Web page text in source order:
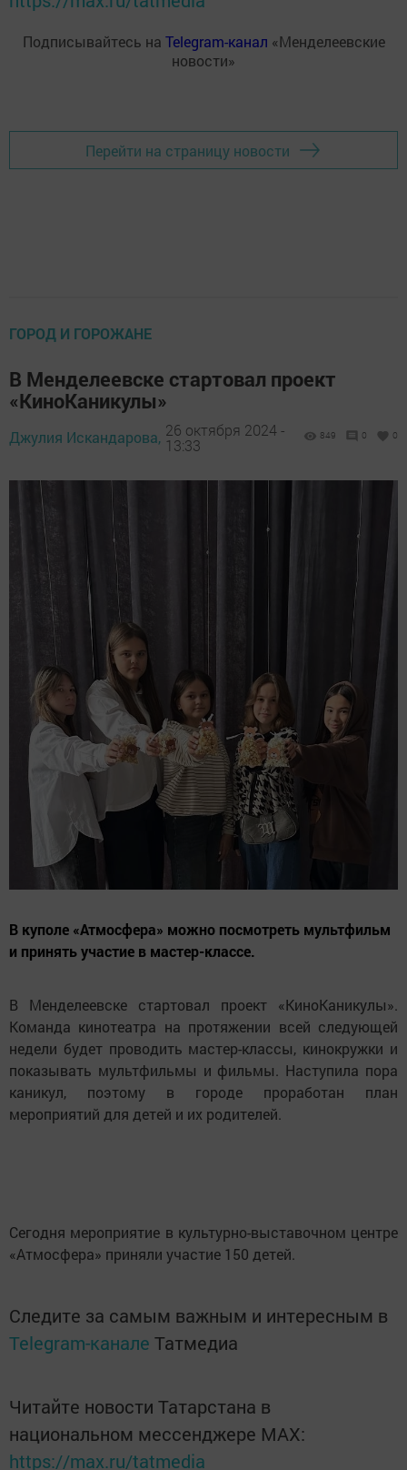
Подписывайтесь на Telegram-канал «Менделеевские
новости»
Перейти на страницу новости
ГОРОД И ГОРОЖАНЕ
В Менделеевске стартовал проект
«КиноКаникулы»
Джулия Искандарова, 26 октября 2024 -
13:33
849 0 0
В куполе «Атмосфера» можно посмотреть мультфильм
и принять участие в мастер-классе.
В Менделеевске стартовал проект «КиноКаникулы».
Команда кинотеатра на протяжении всей следующей
недели будет проводить мастер-классы, кинокружки и
показывать мультфильмы и фильмы. Наступила пора
каникул, поэтому в городе проработан план
мероприятий для детей и их родителей.
Сегодня мероприятие в культурно-выставочном центре
«Атмосфера» приняли участие 150 детей.
Следите за самым важным и интересным в
Telegram-канале Татмедиа
Читайте новости Татарстана в
национальном мессенджере MАХ:
https://max.ru/tatmedia